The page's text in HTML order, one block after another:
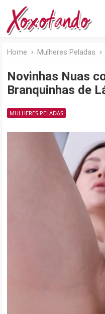
Home Mulheres Peladas
Novinhas Nuas
Branquinhas de
MULHERES PELADAS